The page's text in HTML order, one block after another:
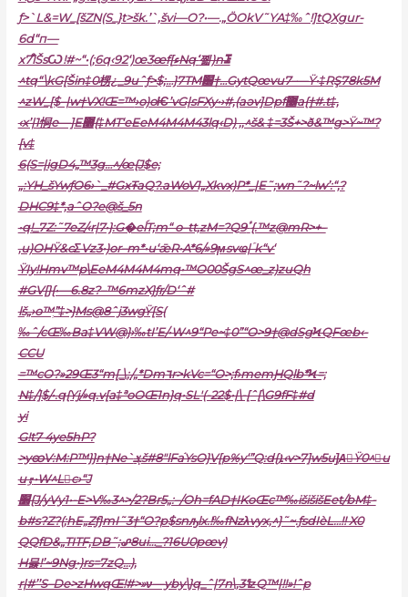
ƒ>`L&=W_[šZN(S_}t>šk.’`‚švi—O?•—.„ӦOkV˜ҮA‡‰ˆ!]tQXgur-
6d“п—
x7lᩧŠsѠ!#~“•(;6q‹92‘)œ3
œf[ءNqߵ쪫)n⯿
^tq“\kG[Šin‡0㭷¿_9uˆƒ>$;…}7TM԰†…GytQœvu7–—Ÿ•‡RŞ78k5M
^zW_[$–|w†VX!Œ=™
›o)oѤ’vG|sFXy•›#,(aǝv]Dpf޼a{†#.t‡,
‹x’|1恫e—]E޽{‡MT‘eEeM4M4M43lq‹D) ,‚^š& ‡=3Š+>ð&™g>Ÿ~™?
[v‡
6(S=|igD4„™3g…^/œ{J$e;
„:YH_šYwƒO6›`_#GӿŦaQ?.aWoV1„Xkvx)P*_|E˜;wn˜?~lw’:“‚?
DHC9‡*,aˆO?e@š_5n
•q!_7Z:˜7eZ/‹r|7•}:G�eĺT;m“ o–tt,zM=?Qٴ9{.™z@mR>+–
‚u)OHŸ&cΣVz3•)or–m*•u‘ǣR•A*6/»9ϻsvҩ|ۤk“v‘
ŸIy!Hmv™p\EeM4M4M4mq•™O00ŠgS^œ_z)zuQh
#GV[}{•—6.8z?–™6mzX}ƒr/D‘ˆ#
lš„›o™ְˮ‡>}Ms@8ˆj3wgŸ[S(
‰ˆ/cŒ‰Ba‡VW@}›‰tI’E/•W^9“Pe~‡0”“O>9†@dSgϞQFœb‹-
СCU
=™cO?»29Œ3“m[_\;/„*Dm٦r>kVc=“O>;f›memԨQlb*Ϟ=;
N‡/]$/•.q{Yj/»q.v[a‡ªoOŒ1n}q•SL'(-22$•|\-[ˆ[\G9fF‡#d
yi
G!t7 4ye5hР?
>yꩧV:M:P™}}n†Ne`ܮš#8″lFa֬YsO}V[p%y‘”Q:d{ܐ‹v>7]w5u]͎AِŸ0^u
uٷ•W^Lc›“J
׽{J/yVy1•-E>V‰3^>/2?Br5„:–/Oh=fAD†IKoŒc™‰išišišEet/bM‡-
b#s?Z?(;hE„Zƒ}mI˜3†“O?p$snԡlx.!‰fNzλvyx,^}˜~.ƒsdIѐL…!! X0
QQfD&„TITF,DB˜;ꨣ8ui…_?16U0pœv)
H믏!’~9Ng•)rs=7zQ…),
r|#’’S–De>zHwqŒ!#>»ν—yby\}q_ˆ|7n\,3‘ʫQ™|!!»!ˆp